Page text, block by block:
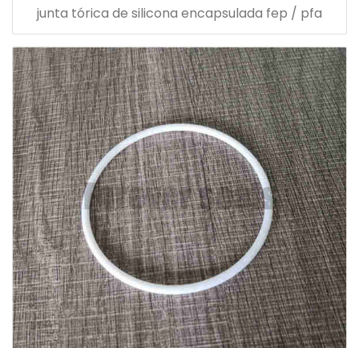
junta tórica de silicona encapsulada fep / pfa